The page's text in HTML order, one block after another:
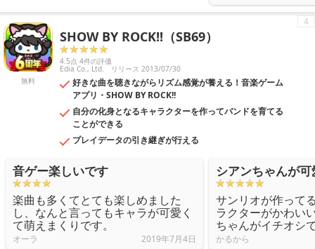
無料
SHOW BY ROCK!!（SB69）
4.5点 4件の評価
Edia Co., Ltd. リリース 2013/07/30
好きな曲を聴きながらリズム感覚が養える！音楽ゲーム
アプリ・SHOW BY ROCK!!
自分の化身となるキャラクターを作ってバンドを育てる
ことができる
プレイデータの引き継ぎが行える
4
音ゲー楽しいです
楽曲も多くてとても楽しめました
し、なんと言ってもキャラが可愛く
て萌えまくりです。
オーラ 2019年7月4日
シアンちゃんが
サンリオが作って
ラクターがかわい
ちゃんがイチオシ
かるから